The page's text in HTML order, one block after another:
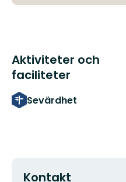
Aktiviteter och
faciliteter
Sevärdhet
Kontakt